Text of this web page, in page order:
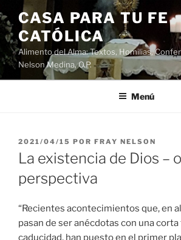
Saltar
al
contenido
CASA PARA TU FE
CATÓLICA
Alimento del Alma: Textos, Homilias,
Nelson Medina, O.P.
Menú
PUBLICADO
EL
2021/04/15 POR FRAY NELSON
La existencia de Dios –
perspectiva
“Recientes acontecimientos que, en
pasan de ser anécdotas con una corta
caducidad, han puesto en el primer